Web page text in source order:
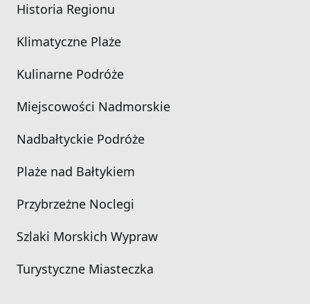
Historia Regionu
Klimatyczne Plaże
Kulinarne Podróże
Miejscowości Nadmorskie
Nadbałtyckie Podróże
Plaże nad Bałtykiem
Przybrzeżne Noclegi
Szlaki Morskich Wypraw
Turystyczne Miasteczka